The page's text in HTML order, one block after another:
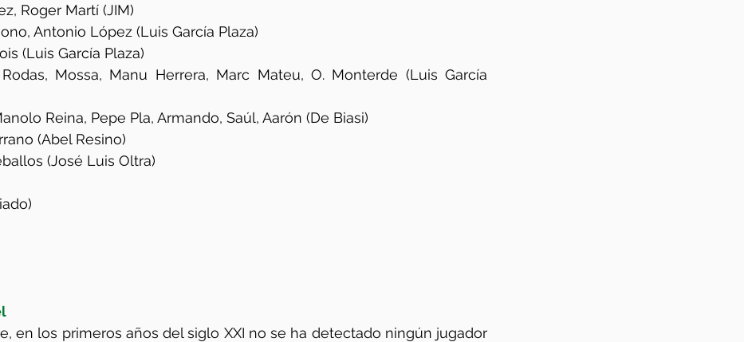
Roger Martí (JIM)
Antonio López (Luis García Plaza)
(Luis García Plaza)
Mossa, Manu Herrera, Marc Mateu, O. Monterde (Luis García
Reina, Pepe Pla, Armando, Saúl, Aarón (De Biasi)
(Abel Resino)
(José Luis Oltra)
en los primeros años del siglo XXI no se ha detectado ningún jugador